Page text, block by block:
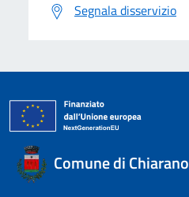
Segnala disservizio
Comune di Chiarano